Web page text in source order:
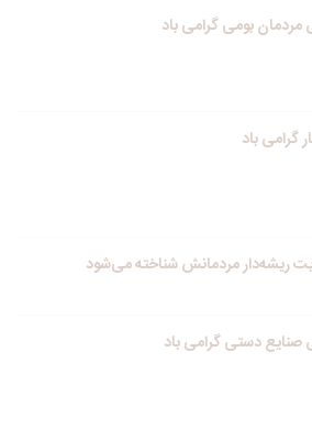
مردمان بومی گرامی باد
گرامی باد
ریشه‌دار مردمانش شناخته می‌شود
صنایع دستی گرامی باد